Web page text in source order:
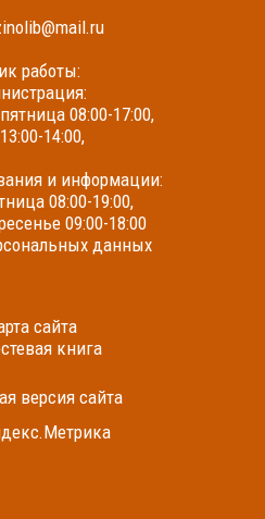
работы:
08:00-17:00,
14:00,
и информации:
08:00-19:00,
09:00-18:00
данных
сайта
книга
версия сайта